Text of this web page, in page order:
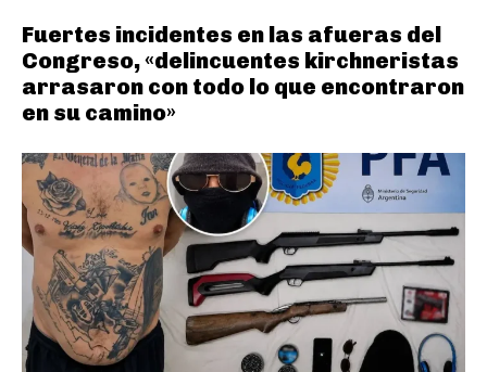
Fuertes incidentes en las afueras del
Congreso, «delincuentes kirchneristas
arrasaron con todo lo que encontraron
en su camino»